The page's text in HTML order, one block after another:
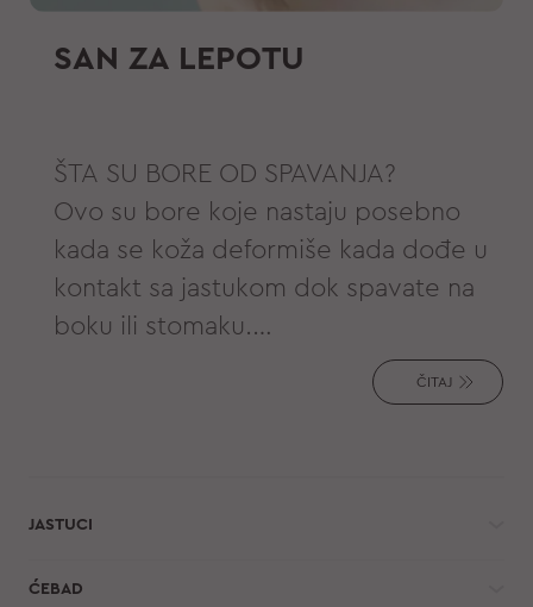
SAN ZA LEPOTU
ŠTA SU BORE OD SPAVANJA?
Ovo su bore koje nastaju posebno
kada se koža deformiše kada dođe u
kontakt sa jastukom dok spavate na
boku ili stomaku.
Sa godinama, ove bore prestaju da
nestaju ujutru i postaju trajne.
ih dubljim i istaknutijim.
veliki pritisak na vašu kožu kada
ČITAJ
JASTUCI
ĆEBAD